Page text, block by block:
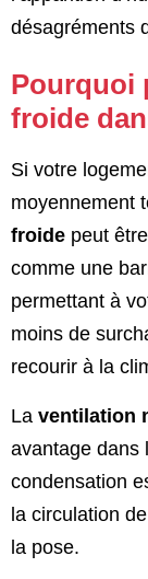
désagréments
Pourquoi
froide
Si votre
moyennement
froide peut
comme une
permettant à
moins de
recourir à la
La ventilation
avantage dans
condensation
la circulation
la pose.